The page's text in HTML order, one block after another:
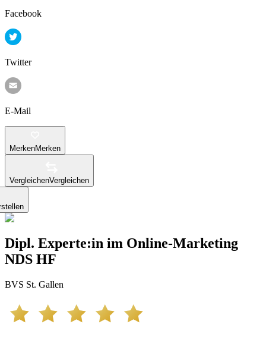
Facebook
Twitter
E-Mail
MerkenMerken
VergleichenVergleichen
Dipl. Experte:in im Online-Marketing
NDS HF
BVS St. Gallen